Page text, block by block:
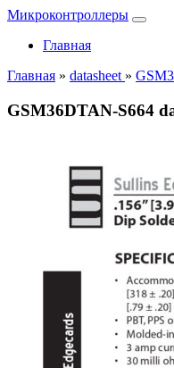
Микроконтроллеры
Главная
Главная » datasheet »
GSM36DTAN-S664